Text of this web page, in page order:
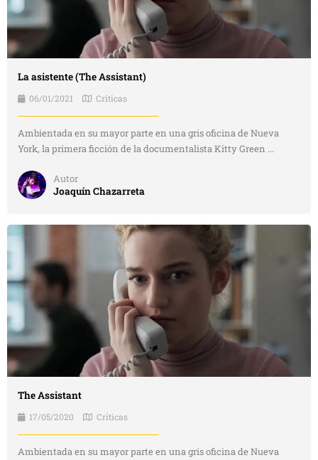
La asistente (The Assistant)
06/01/2021 Críticas
Ambientada en su mayor parte en una gris oficina de Nueva
York, la primera ficción de la documentalista Kitty Green ...
Autor
Joaquín Chazarreta
The Assistant
17/05/2020 Críticas
Ambientada en su mayor parte en una gris oficina de Nueva